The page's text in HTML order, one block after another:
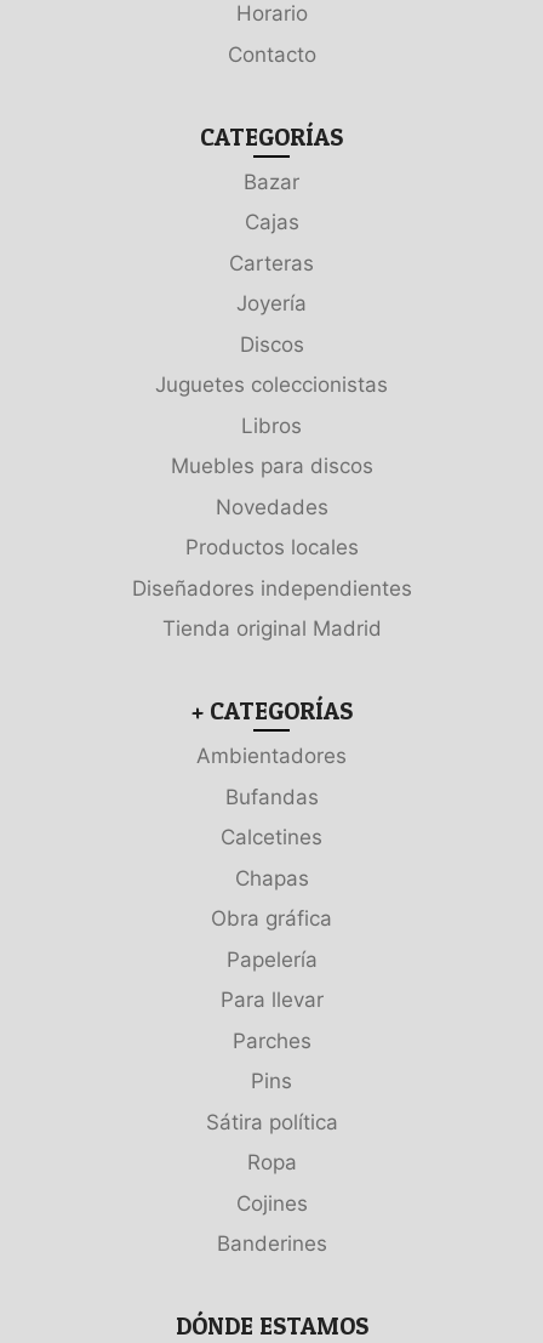
Horario
Contacto
CATEGORÍAS
Bazar
Cajas
Carteras
Joyería
Discos
Juguetes coleccionistas
Libros
Muebles para discos
Novedades
Productos locales
Diseñadores independientes
Tienda original Madrid
+ CATEGORÍAS
Ambientadores
Bufandas
Calcetines
Chapas
Obra gráfica
Papelería
Para llevar
Parches
Pins
Sátira política
Ropa
Cojines
Banderines
DÓNDE ESTAMOS